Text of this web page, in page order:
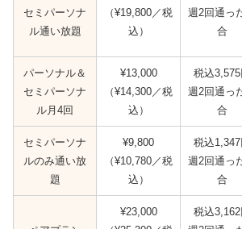
セミパーソナ
ル通い放題
（¥19,800／税
込）
週2回通っ
合
パーソナル＆
セミパーソナ
ル月4回
¥13,000
（¥14,300／税
込）
税込3,575
週2回通っ
合
セミパーソナ
ルのみ通い放
題
¥9,800
（¥10,780／税
込）
税込1,347
週2回通っ
合
¥23,000
税込3,162